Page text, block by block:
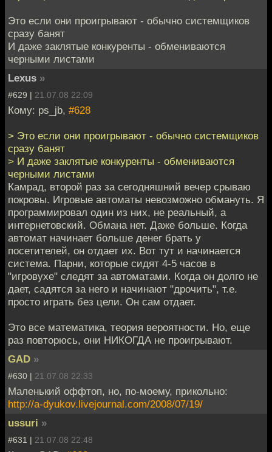
Это если они проигрывают - обычно системщиков
сразу банят
И даже заклятые конкуренты - обмениваются
черными листами
Lexus »
#629 | 21.07.08 22:09
Кому: ps_jb, #628
> Это если они проигрывают - обычно системщиков
сразу банят
> И даже заклятые конкуренты - обмениваются
черными листами
Камрад, второй раз за сегодняшний вечер срываю
покровы. Игровые автоматы невозможно обмануть. Я
программировал один из них, не реальный, а
интернетовский. Обмана нет. Даже больше. Когда
автомат начинает больше денег брать у
посетителей, он отдает их. Вот тут и начинается
система. Парни, которые сидят 4-5 часов в
"игровухе" следят за автоматами. Когда он долго не
дает, садятся за него и начинают "дрочить", т.е.
просто играть без цели. Он сам отдает.
Это все математика, теория вероятности. Но, еще
раз повторюсь, они НИКОГДА не проигрывают.
GAD »
#630 | 21.07.08 22:33
Маленький оффтоп, но, по-моему, прикольно:
http://a-dyukov.livejournal.com/2008/07/19/
ussuri »
#631 | 21.07.08 22:48